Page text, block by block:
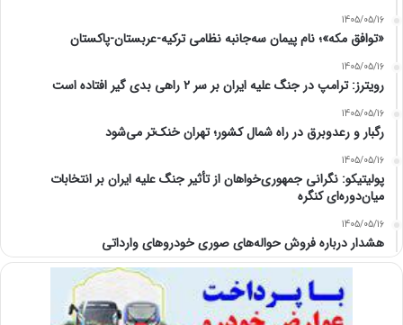
1405/05/16
«توافق مکه»؛ نام پیمان سه‌جانبه نظامی ترکیه-عربستان-پاکستان
1405/05/16
رویترز: ترامپ در جنگ علیه ایران بر سر ۲ راهی بدی گیر افتاده است
1405/05/16
رگبار و رعدوبرق در راه شمال کشور؛ تهران خنک‌تر می‌شود
1405/05/16
پولیتیکو: نگرانی جمهوری‌خواهان از تأثیر جنگ علیه ایران بر انتخابات
میان‌دوره‌ای کنگره
1405/05/16
هشدار درباره فروش حواله‌های صوری خودروهای وارداتی